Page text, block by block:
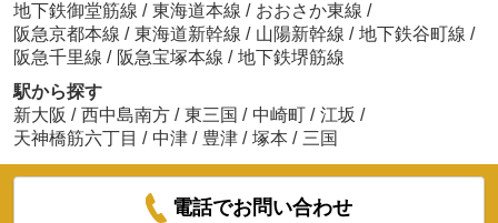
地下鉄御堂筋線 / 東海道本線 / おおさか東線 /
阪急京都本線 / 東海道新幹線 / 山陽新幹線 / 地下鉄谷町線 /
阪急千里線 / 阪急宝塚本線 / 地下鉄堺筋線
駅から探す
新大阪 / 西中島南方 / 東三国 / 中崎町 / 江坂 /
天神橋筋六丁目 / 中津 / 豊津 / 塚本 / 三国
電話でお問い合わせ